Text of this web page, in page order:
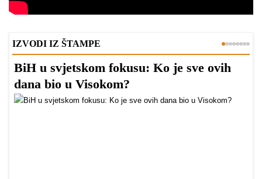
IZVODI IZ ŠTAMPE
BiH u svjetskom fokusu: Ko je sve ovih
dana bio u Visokom?